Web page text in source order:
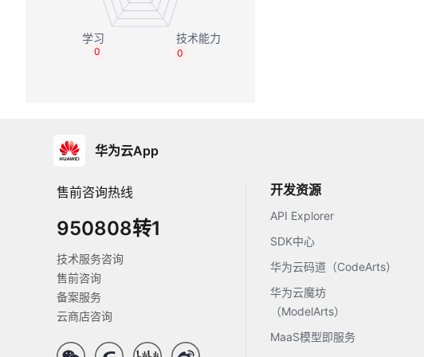
0
0
华为云App
售前咨询热线
950808转1
技术服务咨询
售前咨询
备案服务
云商店咨询
开发资源
API Explorer
SDK中心
华为云码道（CodeArts）
华为云魔坊
（ModelArts）
MaaS模型即服务